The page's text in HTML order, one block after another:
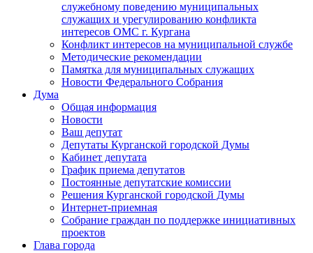
служебному поведению муниципальных
служащих и урегулированию конфликта
интересов ОМС г. Кургана
Конфликт интересов на муниципальной службе
Методические рекомендации
Памятка для муниципальных служащих
Новости Федерального Cобрания
Дума
Общая информация
Новости
Ваш депутат
Депутаты Курганской городской Думы
Кабинет депутата
График приема депутатов
Постоянные депутатские комиссии
Решения Курганской городской Думы
Интернет-приемная
Собрание граждан по поддержке инициативных
проектов
Глава города